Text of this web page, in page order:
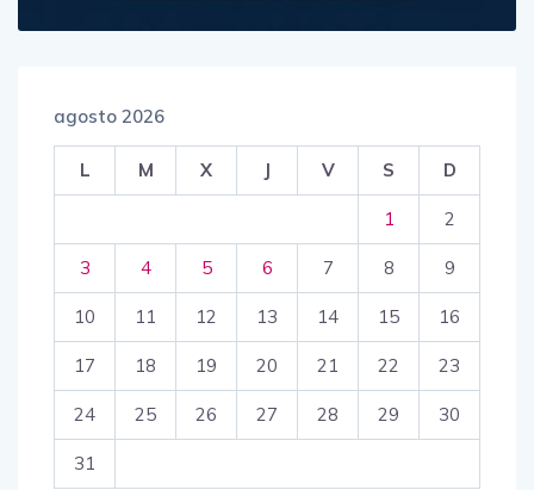
agosto 2026
L M X J V S D
1 2
3 4 5 6 7 8 9
10 11 12 13 14 15 16
17 18 19 20 21 22 23
24 25 26 27 28 29 30
31